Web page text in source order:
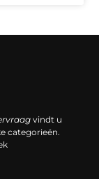
vindt u
categorieën.